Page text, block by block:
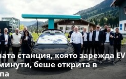
станция, която зарежда EV
беше открита в